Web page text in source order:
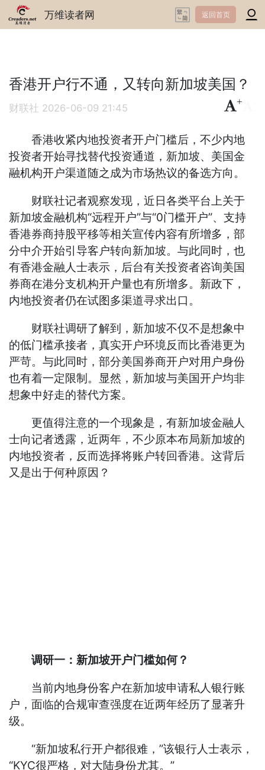
万维读者网 返回首页
香港开户行不通，又转向新加坡美国？
财联社 2026-06-09 21:45
+
香港收紧内地投资者开户门槛后，不少内地
投资者开始寻找替代投资通道，新加坡、美国金
融机构开户渠道随之成为市场热议的备选方向。
财联社记者观察发现，近日各类平台上关于
新加坡金融机构“远程开户”与“0门槛开户”、支持
香港券商持股平移等相关宣传内容有所增多，部
分中介开始引导客户转向新加坡。与此同时，也
有香港金融人士表示，后台有关投资者咨询美国
券商在港分支机构开户量也有所增多。新政下，
内地投资者仍在试图多渠道寻求出口。
财联社调研了解到，新加坡不仅不是想象中
的低门槛承接者，真实开户环境反而比香港更为
严苛。与此同时，部分美国券商开户对用户身份
也有着一定限制。显然，新加坡与美国开户均非
想象中好走的替代方案。
更值得注意的一个现象是，有新加坡金融人
士向记者透露，近两年，不少原本布局新加坡的
内地投资者，反而选择将账户转回香港。这背后
又是出于何种原因？
调研一：新加坡开户门槛如何？
当前内地身份客户在新加坡申请私人银行账
户，面临的合规审查强度在近两年经历了显著升
级。
“新加坡私行开户都很难，”该银行人士表示，
“KYC很严格，对大陆身份尤其。”